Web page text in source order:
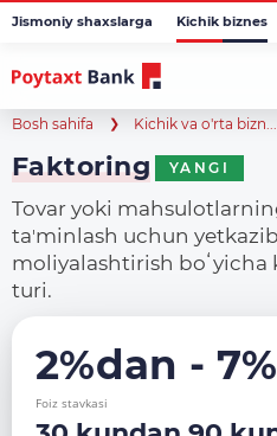
Jismoniy shaxslarga Kichik biznes
Bosh sahifa Kichik va o'rta bizn...
Faktoring YANGI
Tovar yoki
taʼminlash uchun
moliyalashtirish boʻyicha
turi.
2%dan -
Foiz stavkasi